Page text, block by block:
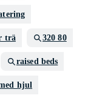
trä 320 80
raised beds
hjul